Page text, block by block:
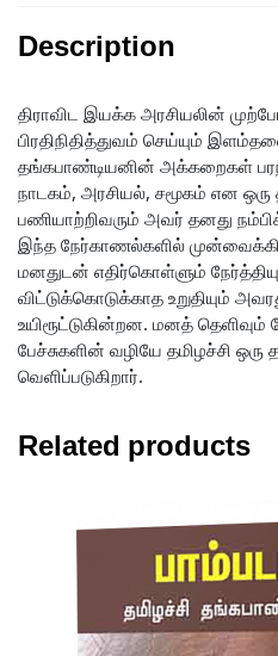
Description
திராவிட இயக்க அரசியலின்
பிரதிநிதித்துவம் செய்யும்
தங்கபாண்டியனின் அக்கறைகள்
நாடகம், அரசியல், சமூகம் என ஒரு
பணியாற்றிவரும் அவர் தனது
இந்த நேர்காணல்களில்
மனதுடன் எதிர்கொள்ளும்
விட்டுக்கொடுக்காத உறுதியும்
உயிரூட்டுகின்றன. மனத்
பேச்சுகளின் வழியே தமிழச்சி
வெளிப்படுகிறார்.
Related products